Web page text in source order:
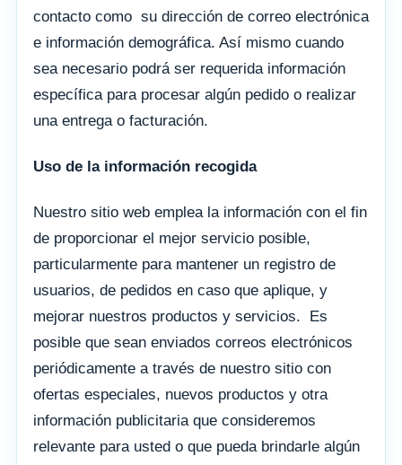
contacto como su dirección de correo electrónica
e información demográfica. Así mismo cuando
sea necesario podrá ser requerida información
específica para procesar algún pedido o realizar
una entrega o facturación.
Uso de la información recogida
Nuestro sitio web emplea la información con el fin
de proporcionar el mejor servicio posible,
particularmente para mantener un registro de
usuarios, de pedidos en caso que aplique, y
mejorar nuestros productos y servicios. Es
posible que sean enviados correos electrónicos
periódicamente a través de nuestro sitio con
ofertas especiales, nuevos productos y otra
información publicitaria que consideremos
relevante para usted o que pueda brindarle algún